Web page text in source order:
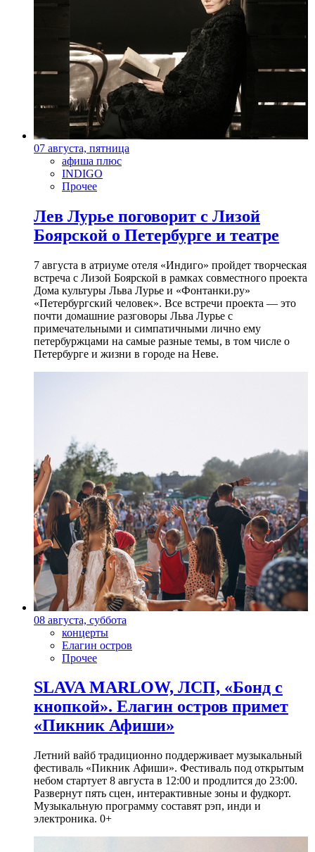
07 августа, пятница
афиша плюс
INDIGO
Прочее
Лев Лурье поговорит с Лизой
Боярской о Петербурге и театре
7 августа в атриуме отеля «Индиго» пройдет творческая
встреча с Лизой Боярской в рамках совместного проекта
Дома культуры Льва Лурье и «Фонтанки.ру»
«Петербургский человек». Все встречи проекта — это
почти домашние разговоры Льва Лурье с
примечательными и симпатичными лично ему
петербуржцами на самые разные темы, в том числе о
Петербурге и жизни в городе на Неве.
08 августа, суббота
концерты
Елагин остров
Прочее
SLAVA MARLOW, ЛСП, «Бонд с
кнопкой». Елагин остров примет
«Пикник Афиши»
Летний вайб традиционно поддерживает музыкальный
фестиваль «Пикник Афиши». Фестиваль под открытым
небом стартует 8 августа в 12:00 и продлится до 23:00.
Развернут пять сцен, интерактивные зоны и фудкорт.
Музыкальную программу составят рэп, инди и
электроника. 0+